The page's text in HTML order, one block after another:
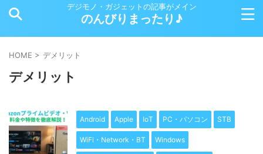
デジモノ・ガジェットの記事がメイン
のんびりまったり♪
HOME > デメリット
デメリット
Android Apple IoT PC・パソコン STB
WiFi・Network・BT Windows